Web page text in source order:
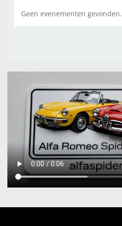
Geen evenementen gevonden.